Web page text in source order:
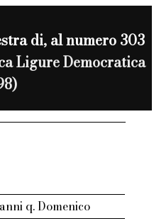
di, al numero 303
Ligure Democratica
q. Domenico